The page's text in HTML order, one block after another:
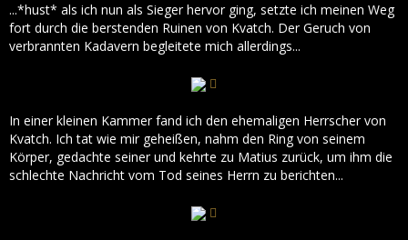
...*hust* als ich nun als Sieger hervor ging, setzte ich meinen Weg
fort durch die berstenden Ruinen von Kvatch. Der Geruch von
verbrannten Kadavern begleitete mich allerdings...
In einer kleinen Kammer fand ich den ehemaligen Herrscher von
Kvatch. Ich tat wie mir geheißen, nahm den Ring von seinem
Körper, gedachte seiner und kehrte zu Matius zurück, um ihm die
schlechte Nachricht vom Tod seines Herrn zu berichten...